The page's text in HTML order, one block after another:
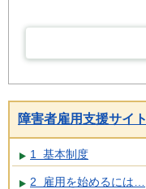
障害者雇用支援サイト
1 基本制度
2 雇用を始めるには…